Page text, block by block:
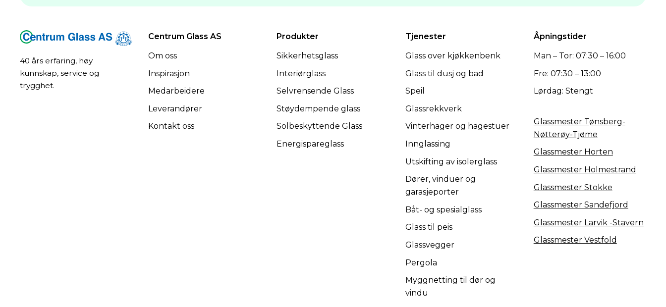
40 års erfaring, høy
kunnskap, service og
trygghet.
Centrum Glass AS
Om oss
Inspirasjon
Medarbeidere
Leverandører
Kontakt oss
Produkter
Sikkerhetsglass
Interiørglass
Selvrensende Glass
Støydempende glass
Solbeskyttende Glass
Energispareglass
Tjenester
Glass over kjøkkenbenk
Glass til dusj og bad
Speil
Glassrekkverk
Vinterhager og hagestuer
Innglassing
Utskifting av isolerglass
Dører, vinduer og
garasjeporter
Båt- og spesialglass
Glass til peis
Glassvegger
Pergola
Myggnetting til dør og
vindu
Åpningstider
Man – Tor: 07:30 – 16:00
Fre: 07:30 – 13:00
Lørdag: Stengt
Glassmester Tønsberg-
Nøtterøy-Tjøme
Glassmester Horten
Glassmester Holmestrand
Glassmester Stokke
Glassmester Sandefjord
Glassmester Larvik -Stavern
Glassmester Vestfold